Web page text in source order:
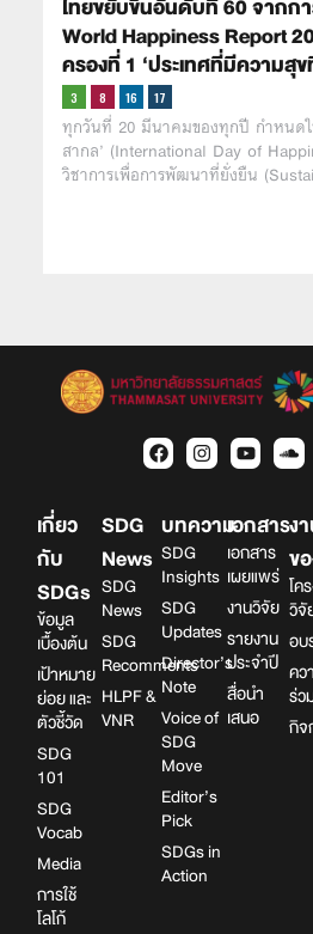
ไทยขยับขึ้นอันดับที่ 60 จากก
World Happiness Report
ครองที่ 1 ‘ประเทศที่มีความสุ
ทุกวันที่ 20 มีนาคมของทุกปี กำหนด
สากล’ (International Day of
วิชาการเพื่อการพัฒนาที่ยั่งยืน
เกี่ยว
กับ
SDGs
ข้อมูล
เบื้องต้น
เป้าหมาย
ย่อย และ
ตัวชี้วัด
SDG
101
SDG
Vocab
Media
การใช้
โลโก้
SDG
News
SDG
News
SDG
Recomments
HLPF &
VNR
บทความ
SDG
Insights
SDG
Updates
Director’s
Note
Voice of
SDG
Move
Editor’s
Pick
SDGs in
Action
เอกสาร
เอกสาร
เผยแพร่
งานวิจัย
รายงาน
ประจำปี
สื่อนำ
เสนอ
ง
ข
โค
วิจั
อบ
คว
ร่ว
กิจ